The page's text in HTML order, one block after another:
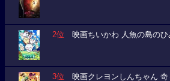
2位 映画ちいかわ 人魚の島のひ
3位 映画クレヨンしんちゃん 奇